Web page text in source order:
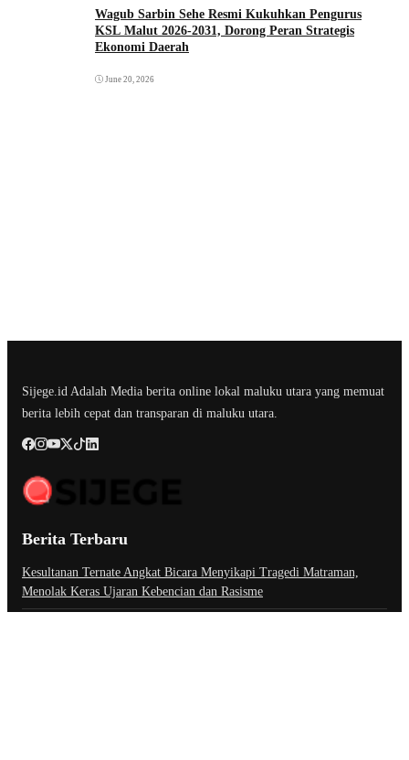
Wagub Sarbin Sehe Resmi Kukuhkan Pengurus
KSL Malut 2026-2031, Dorong Peran Strategis
Ekonomi Daerah
June 20, 2026
Sijege.id Adalah Media berita online lokal maluku utara yang memuat
berita lebih cepat dan transparan di maluku utara.
Berita Terbaru
Kesultanan Ternate Angkat Bicara Menyikapi Tragedi Matraman,
Menolak Keras Ujaran Kebencian dan Rasisme